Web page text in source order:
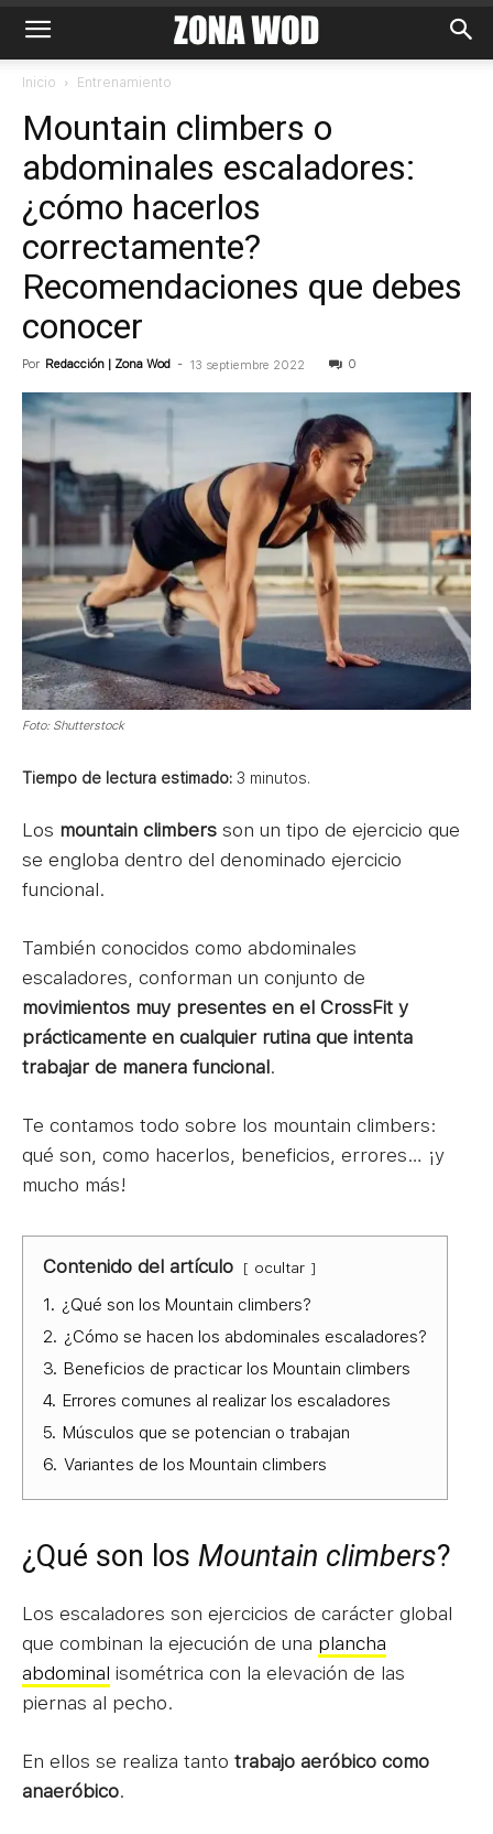
Inicio Entrenamiento
Mountain climbers o
abdominales escaladores:
¿cómo hacerlos
correctamente?
Recomendaciones que debes
conocer
Por Redacción | Zona Wod - 13 septiembre 2022 0
Foto: Shutterstock
Tiempo de lectura estimado: 3 minutos.
Los mountain climbers son un tipo de ejercicio que
se engloba dentro del denominado ejercicio
funcional.
También conocidos como abdominales
escaladores, conforman un conjunto de
movimientos muy presentes en el CrossFit y
prácticamente en cualquier rutina que intenta
trabajar de manera funcional.
Te contamos todo sobre los mountain climbers:
qué son, como hacerlos, beneficios, errores… ¡y
mucho más!
Contenido del artículo ocultar
1. ¿Qué son los Mountain climbers?
2. ¿Cómo se hacen los abdominales escaladores?
3. Beneficios de practicar los Mountain climbers
4. Errores comunes al realizar los escaladores
5. Músculos que se potencian o trabajan
6. Variantes de los Mountain climbers
¿Qué son los Mountain climbers?
Los escaladores son ejercicios de carácter global
que combinan la ejecución de una plancha
abdominal isométrica con la elevación de las
piernas al pecho.
En ellos se realiza tanto trabajo aeróbico como
anaeróbico.